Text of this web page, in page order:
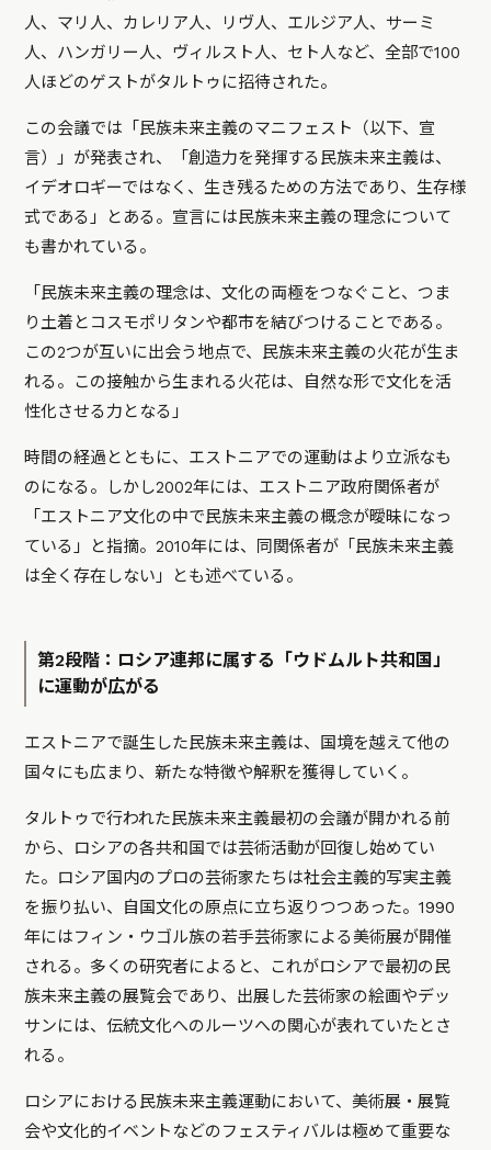
人、マリ人、カレリア人、リヴ人、エルジア人、サーミ
人、ハンガリー人、ヴィルスト人、セト人など、全部で100
人ほどのゲストがタルトゥに招待された。
この会議では「民族未来主義のマニフェスト（以下、宣
言）」が発表され、「創造力を発揮する民族未来主義は、
イデオロギーではなく、生き残るための方法であり、生存様
式である」とある。宣言には民族未来主義の理念について
も書かれている。
「民族未来主義の理念は、文化の両極をつなぐこと、つま
り土着とコスモポリタンや都市を結びつけることである。
この2つが互いに出会う地点で、民族未来主義の火花が生ま
れる。この接触から生まれる火花は、自然な形で文化を活
性化させる力となる」
時間の経過とともに、エストニアでの運動はより立派なも
のになる。しかし2002年には、エストニア政府関係者が
「エストニア文化の中で民族未来主義の概念が曖昧になっ
ている」と指摘。2010年には、同関係者が「民族未来主義
は全く存在しない」とも述べている。
第2段階：ロシア連邦に属する「ウドムルト共和国」
に運動が広がる
エストニアで誕生した民族未来主義は、国境を越えて他の
国々にも広まり、新たな特徴や解釈を獲得していく。
タルトゥで行われた民族未来主義最初の会議が開かれる前
から、ロシアの各共和国では芸術活動が回復し始めてい
た。ロシア国内のプロの芸術家たちは社会主義的写実主義
を振り払い、自国文化の原点に立ち返りつつあった。1990
年にはフィン・ウゴル族の若手芸術家による美術展が開催
される。多くの研究者によると、これがロシアで最初の民
族未来主義の展覧会であり、出展した芸術家の絵画やデッ
サンには、伝統文化へのルーツへの関心が表れていたとさ
れる。
ロシアにおける民族未来主義運動において、美術展・展覧
会や文化的イベントなどのフェスティバルは極めて重要な